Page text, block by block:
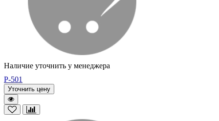
Наличие уточнить у менеджера
P-501
Уточнить цену